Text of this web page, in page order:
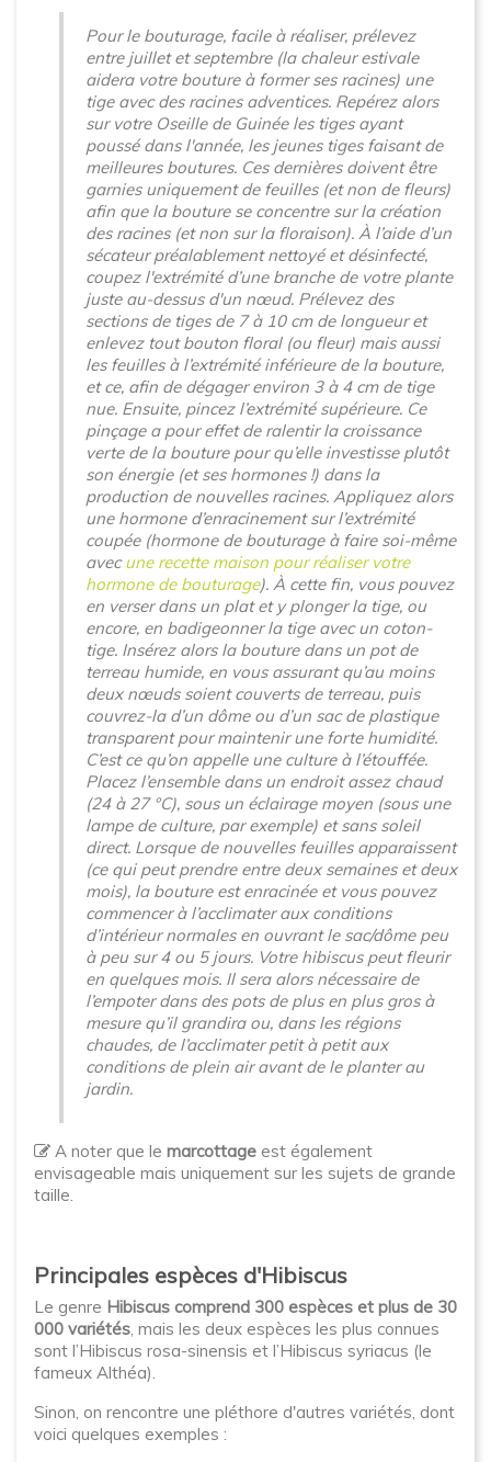
Pour le bouturage, facile à réaliser, prélevez
entre juillet et septembre (la chaleur estivale
aidera votre bouture à former ses racines) une
tige avec des racines adventices. Repérez alors
sur votre Oseille de Guinée les tiges ayant
poussé dans l'année, les jeunes tiges faisant de
meilleures boutures. Ces dernières doivent être
garnies uniquement de feuilles (et non de fleurs)
afin que la bouture se concentre sur la création
des racines (et non sur la floraison). À l’aide d’un
sécateur préalablement nettoyé et désinfecté,
coupez l'extrémité d’une branche de votre plante
juste au-dessus d'un nœud. Prélevez des
sections de tiges de 7 à 10 cm de longueur et
enlevez tout bouton floral (ou fleur) mais aussi
les feuilles à l’extrémité inférieure de la bouture,
et ce, afin de dégager environ 3 à 4 cm de tige
nue. Ensuite, pincez l’extrémité supérieure. Ce
pinçage a pour effet de ralentir la croissance
verte de la bouture pour qu’elle investisse plutôt
son énergie (et ses hormones !) dans la
production de nouvelles racines. Appliquez alors
une hormone d’enracinement sur l’extrémité
coupée (hormone de bouturage à faire soi-même
avecune recette maison pour réaliser votre
hormone de bouturage). À cette fin, vous pouvez
en verser dans un plat et y plonger la tige, ou
encore, en badigeonner la tige avec un coton-
tige. Insérez alors la bouture dans un pot de
terreau humide, en vous assurant qu’au moins
deux nœuds soient couverts de terreau, puis
couvrez-la d’un dôme ou d’un sac de plastique
transparent pour maintenir une forte humidité.
C’est ce qu’on appelle une culture à l’étouffée.
Placez l’ensemble dans un endroit assez chaud
(24 à 27 °C), sous un éclairage moyen (sous une
lampe de culture, par exemple) et sans soleil
direct. Lorsque de nouvelles feuilles apparaissent
(ce qui peut prendre entre deux semaines et deux
mois), la bouture est enracinée et vous pouvez
commencer à l’acclimater aux conditions
d’intérieur normales en ouvrant le sac/dôme peu
à peu sur 4 ou 5 jours. Votre hibiscus peut fleurir
en quelques mois. Il sera alors nécessaire de
l’empoter dans des pots de plus en plus gros à
mesure qu’il grandira ou, dans les régions
chaudes, de l’acclimater petit à petit aux
conditions de plein air avant de le planter au
jardin.
A noter que le marcottage est également
envisageable mais uniquement sur les sujets de grande
taille.
Principales espèces d'Hibiscus
Le genre Hibiscus comprend 300 espèces et plus de 30
000 variétés, mais les deux espèces les plus connues
sont l’Hibiscus rosa-sinensis et l’Hibiscus syriacus (le
fameux Althéa).
Sinon, on rencontre une pléthore d'autres variétés, dont
voici quelques exemples :